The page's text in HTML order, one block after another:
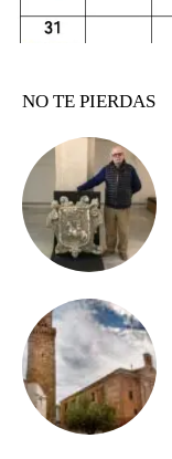
NO TE PIERDAS